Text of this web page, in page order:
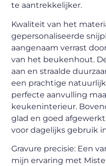
te aantrekkelijker.
Kwaliteit van het
gepersonaliseerde
aangenaam verrast
van het beukenhout.
aan en straalde
een prachtige
perfecte aanvulling
keukeninterieur.
glad en goed
voor dagelijks gebruik
Gravure precisie: Een
mijn ervaring met